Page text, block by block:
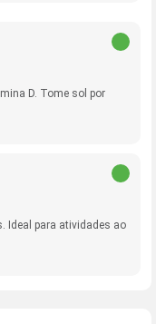
D. Tome sol por
Ideal para atividades ao